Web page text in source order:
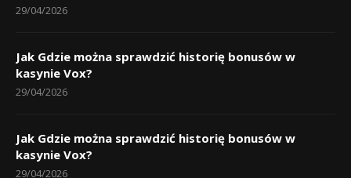
29/04/2026
Jak Gdzie można sprawdzić historię bonusów w
kasynie Vox?
29/04/2026
Jak Gdzie można sprawdzić historię bonusów w
kasynie Vox?
29/04/2026